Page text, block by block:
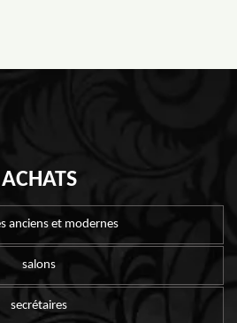
ACHATS
anciens et modernes
salons
secrétaires